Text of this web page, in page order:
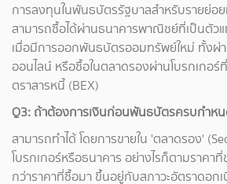
การลงทุนในพันธบัตรรัฐบาลสำหรับรายย่อ
สามารถซื้อได้ผ่านธนาคารพาณิชย์ที่เป็นตัวแ
เมื่อมีการออกพันธบัตรออมทรัพย์ใหม่ ทั้งผ่า
ออนไลน์ หรือซื้อในตลาดรองผ่านโบรกเกอ
ตราสารหนี้ (BEX)
Q3: ถ้าต้องการเงินก่อนพันธบัตรครบกำหน
สามารถทำได้ โดยการขายใน 'ตลาดรอง'
โบรกเกอร์หรือธนาคาร อย่างไรก็ตามราคา
กว่าราคาที่ซื้อมา ขึ้นอยู่กับสภาวะอัตราดอก